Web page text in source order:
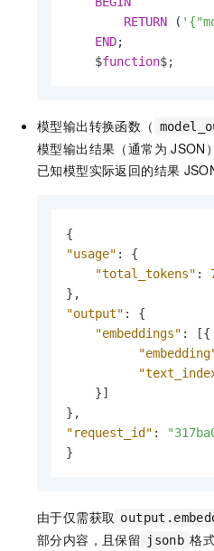
RETURN (
END;
    $
function$;
模型输出转换函数（
模型输出结果（通常为 JSON
已知模型实际返回的结果
{
"usage" :
{
"total_tokens" :
} ,
"output" :
{
"embeddings" : [{
}]
} ,
"request_id" :
}
由于仅需获取
部分内容，且保留 jsonb 格